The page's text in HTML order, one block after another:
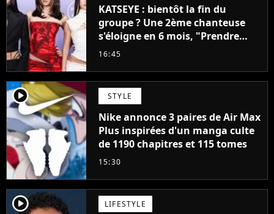
KATSEYE : bientôt la fin du
groupe ? Une 2ème chanteuse
s'éloigne en 6 mois, "Prendre
cette décision n’a pas été facile"
16:45
player2 STYLE
Nike annonce 3 paires de Air Max
Plus inspirées d'un manga culte
de 1190 chapitres et 115 tomes
15:30
player2 LIFESTYLE